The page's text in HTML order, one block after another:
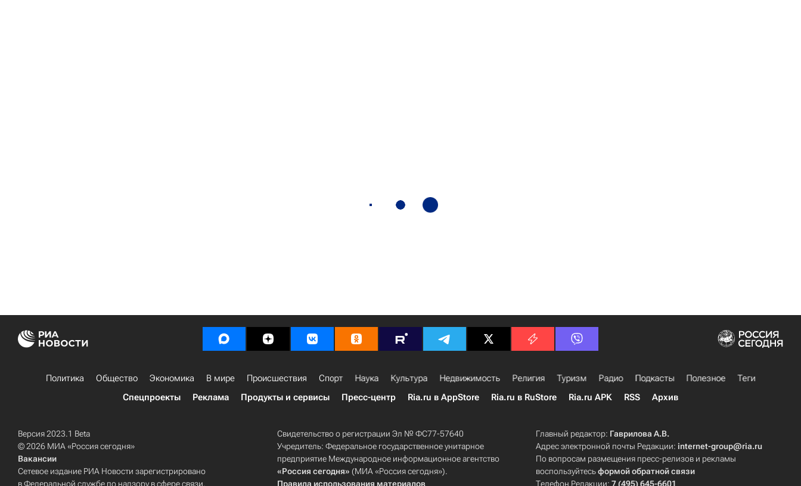
Политика Общество Экономика В мире Происшествия Спорт Наука Культура Недвижимость Религия Туризм Радио Подкасты Полезное
Теги
Спецпроекты
Реклама Продукты и сервисы Пресс-центр Ria.ru в AppStore Ria.ru в RuStore Ria.ru APK RSS Архив
Версия 2023.1 Beta
© 2026 МИА «Россия сегодня»
Вакансии
Сетевое издание РИА Новости зарегистрировано
в Федеральной службе по надзору в сфере связи,
Свидетельство о регистрации Эл № ФС77-57640
Учредитель: Федеральное государственное унитарное
предприятие Международное информационное агентство
«Россия сегодня» (МИА «Россия сегодня»).
Правила использования материалов
Главный редактор: Гаврилова А.В.
Адрес электронной почты Редакции:internet-group@ria.ru
По вопросам размещения пресс-релизов и рекламы
воспользуйтесьформой обратной связи
Телефон Редакции:7 (495) 645-6601